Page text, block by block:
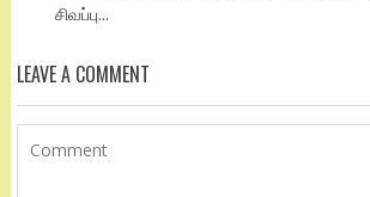
சிவப்பு...
LEAVE A COMMENT